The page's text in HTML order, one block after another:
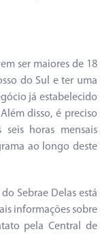
ser maiores de 18
do Sul e ter uma
já estabelecido
disso, é preciso
horas mensais
ao longo deste
Sebrae Delas está
informações sobre
pela Central de